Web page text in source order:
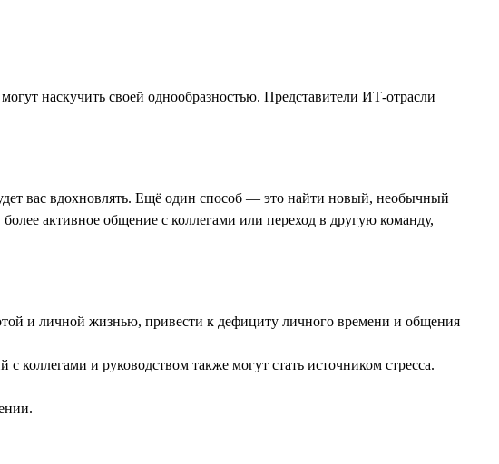
наскучить своей однообразностью. Представители ИТ-отрасли
вас вдохновлять. Ещё один способ — это найти новый, необычный
активное общение с коллегами или переход в другую команду,
и личной жизнью, привести к дефициту личного времени и общения
коллегами и руководством также могут стать источником стресса.